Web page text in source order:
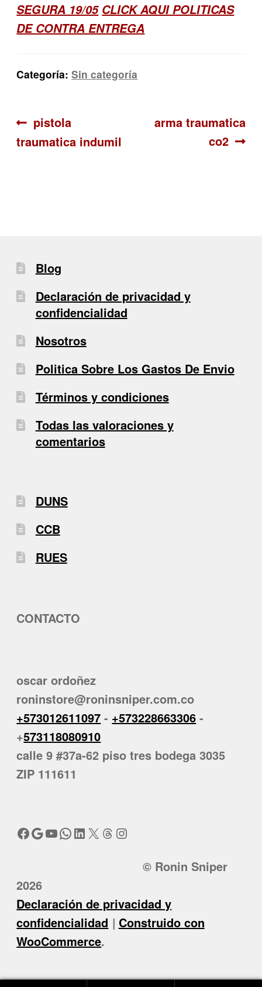
SEGURA 19/05 CLICK AQUI POLITICAS
DE CONTRA ENTREGA
Categoría:Sin categoría
Navegación
de
Anterior:
pistola
traumatica indumil
Siguiente:
arma traumatica
co2
Blog
Declaración de privacidad y
confidencialidad
Nosotros
Politica Sobre Los Gastos De Envio
Términos y condiciones
Todas las valoraciones y
comentarios
DUNS
CCB
RUES
CONTACTO
oscar ordoñez
roninstore@roninsniper.com.co
+573012611097 - +573228663306 -
+573118080910
calle 9 #37a-62 piso tres bodega 3035
ZIP 111611
Facebook
Google
YouTube
WhatsApp
LinkedIn
X Threads
Instagram
© Ronin Sniper
2026
Declaración de privacidad y
confidencialidad
Construido con
WooCommerce.